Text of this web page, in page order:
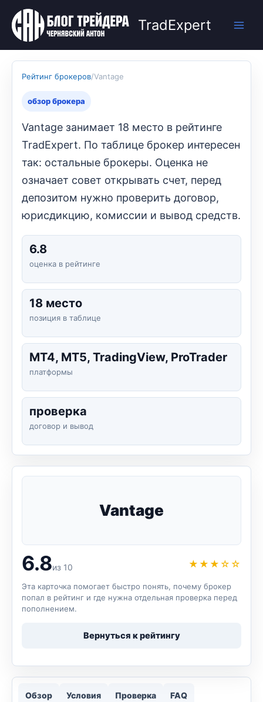
Перейти
содержимому
TradExpert
Рейтинг брокеров/Vantage
обзор брокера
Vantage занимает 18 место в рейтинге
TradExpert. По таблице брокер интересен
так: остальные брокеры. Оценка не
означает совет открывать счет, перед
депозитом нужно проверить договор,
юрисдикцию, комиссии и вывод средств.
6.8
оценка в рейтинге
18 место
позиция в таблице
MT4, MT5, TradingView, ProTrader
платформы
проверка
договор и вывод
Vantage
6.8из 10 ★★★☆☆
Эта карточка помогает быстро понять, почему брокер
попал в рейтинг и где нужна отдельная проверка перед
пополнением.
Вернуться к рейтингу
Обзор Условия Проверка FAQ